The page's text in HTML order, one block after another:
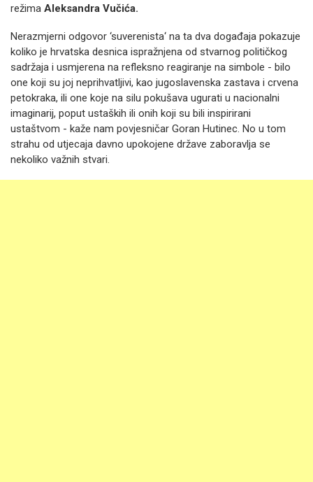
režima Aleksandra Vučića.
Nerazmjerni odgovor ‘suverenista‘ na ta dva događaja pokazuje
koliko je hrvatska desnica ispražnjena od stvarnog političkog
sadržaja i usmjerena na refleksno reagiranje na simbole - bilo
one koji su joj neprihvatljivi, kao jugoslavenska zastava i crvena
petokraka, ili one koje na silu pokušava ugurati u nacionalni
imaginarij, poput ustaških ili onih koji su bili inspirirani
ustaštvom - kaže nam povjesničar Goran Hutinec. No u tom
strahu od utjecaja davno upokojene države zaboravlja se
nekoliko važnih stvari.